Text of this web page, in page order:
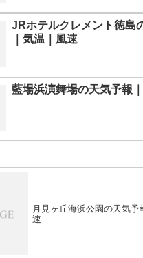
JRホテルクレメント徳島
｜気温｜風速
藍場浜演舞場の天気予報
月見ヶ丘海浜公園の天気予
速